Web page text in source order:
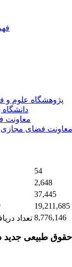
پژوهشگاه علوم و
دانشگاه
معاونت
معاونت فضای مجازی
54
2,648
37,445
19,211,685
تعداد 8,776,146
طبیعی جدید